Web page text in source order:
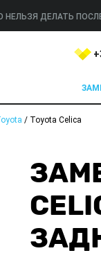
НЕЛЬЗЯ ДЕЛАТЬ
/ Toyota Celica